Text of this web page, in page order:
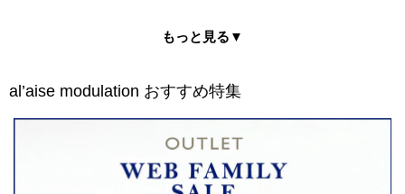
もっと見る▼
al’aise modulation おすすめ特集